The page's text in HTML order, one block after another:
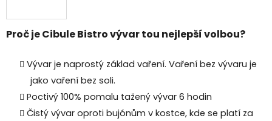
Proč je Cibule Bistro vývar tou nejlepší volbou?
Vývar je naprostý základ vaření. Vaření bez vývaru je
jako vaření bez soli.
Poctivý 100% pomalu tažený vývar 6 hodin
Čistý vývar oproti bujónům v kostce, kde se platí za